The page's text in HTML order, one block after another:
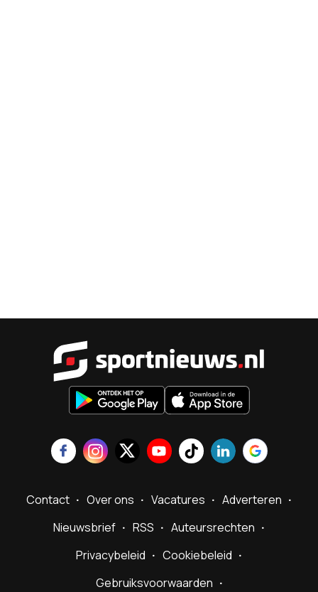
Contact Over ons Vacatures
Adverteren
Nieuwsbrief
RSS
Auteursrechten
Privacybeleid
Cookiebeleid
Gebruiksvoorwaarden